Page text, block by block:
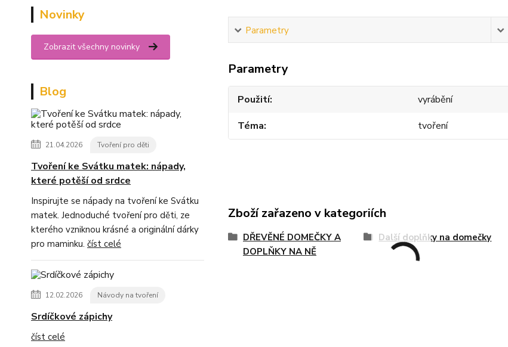
Novinky
Zobrazit všechny novinky
Blog
21.04.2026 Tvoření pro děti
Tvoření ke Svátku matek: nápady,
které potěší od srdce
Inspirujte se nápady na tvoření ke Svátku
matek. Jednoduché tvoření pro děti, ze
kterého vzniknou krásné a originální dárky
pro maminku. číst celé
12.02.2026 Návody na tvoření
Srdíčkové zápichy
číst celé
Parametry
Parametry
Použití
vyrábění
Téma
tvoření
Zboží zařazeno v kategoriích
DŘEVĚNÉ DOMEČKY A
DOPLŇKY NA NĚ
Další doplňky na domečky